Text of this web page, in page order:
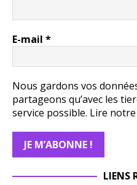
E-mail *
Nous gardons vos
partageons qu’avec les
service possible. Lire
LIENS